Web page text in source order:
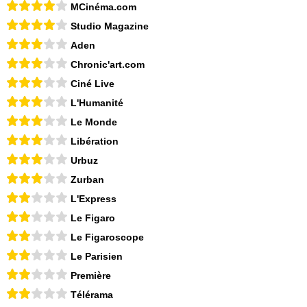
MCinéma.com
Studio Magazine
Aden
Chronic'art.com
Ciné Live
L'Humanité
Le Monde
Libération
Urbuz
Zurban
L'Express
Le Figaro
Le Figaroscope
Le Parisien
Première
Télérama